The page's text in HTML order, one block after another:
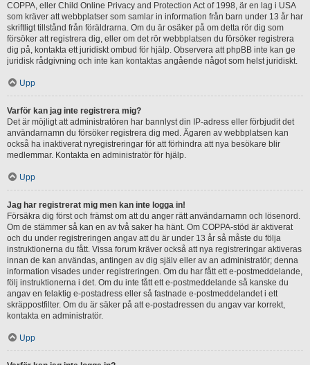
COPPA, eller Child Online Privacy and Protection Act of 1998, är en lag i USA
som kräver att webbplatser som samlar in information från barn under 13 år har
skriftligt tillstånd från föräldrarna. Om du är osäker på om detta rör dig som
försöker att registrera dig, eller om det rör webbplatsen du försöker registrera
dig på, kontakta ett juridiskt ombud för hjälp. Observera att phpBB inte kan ge
juridisk rådgivning och inte kan kontaktas angående något som helst juridiskt.
Upp
Varför kan jag inte registrera mig?
Det är möjligt att administratören har bannlyst din IP-adress eller förbjudit det
användarnamn du försöker registrera dig med. Ägaren av webbplatsen kan
också ha inaktiverat nyregistreringar för att förhindra att nya besökare blir
medlemmar. Kontakta en administratör för hjälp.
Upp
Jag har registrerat mig men kan inte logga in!
Försäkra dig först och främst om att du anger rätt användarnamn och lösenord.
Om de stämmer så kan en av två saker ha hänt. Om COPPA-stöd är aktiverat
och du under registreringen angav att du är under 13 år så måste du följa
instruktionerna du fått. Vissa forum kräver också att nya registreringar aktiveras
innan de kan användas, antingen av dig själv eller av an administratör; denna
information visades under registreringen. Om du har fått ett e-postmeddelande,
följ instruktionerna i det. Om du inte fått ett e-postmeddelande så kanske du
angav en felaktig e-postadress eller så fastnade e-postmeddelandet i ett
skräppostfilter. Om du är säker på att e-postadressen du angav var korrekt,
kontakta en administratör.
Upp